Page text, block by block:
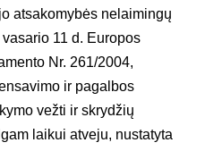
atsakomybės nelaimingų
11 d. Europos
Nr. 261/2004,
ir pagalbos
vežti ir skrydžių
laikui atveju, nustatyta